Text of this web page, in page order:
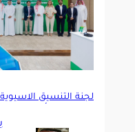
لجنة التنسيق